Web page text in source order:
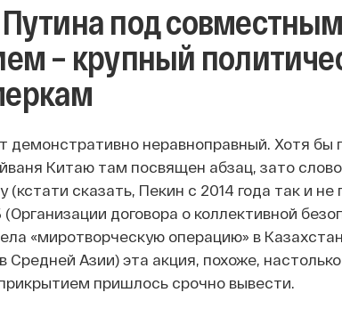
под
– крупный
демонстративно неравноправный. Хотя бы
Китаю там посвящен абзац, зато
(кстати сказать, Пекин с 2014 года так и
договора о коллективной
«миротворческую операцию» в
Средней Азии) эта акция, похоже,
пришлось срочно вывести.